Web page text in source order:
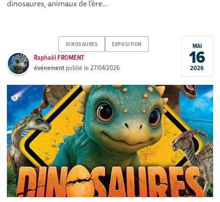
dinosaures, animaux de l'ère...
DINOSAURES EXPOSITION
Raphaël FROMENT
événement publié le27/04/2026
MAI
16
2026